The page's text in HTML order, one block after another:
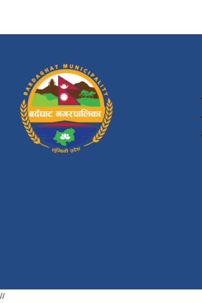
//